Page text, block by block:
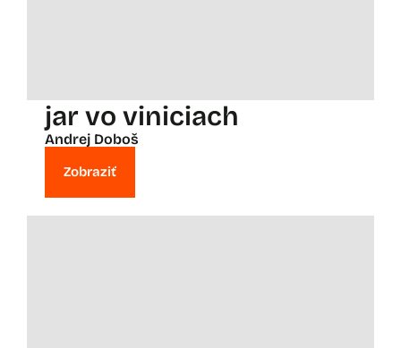
jar vo viniciach
Andrej Doboš
Zobraziť